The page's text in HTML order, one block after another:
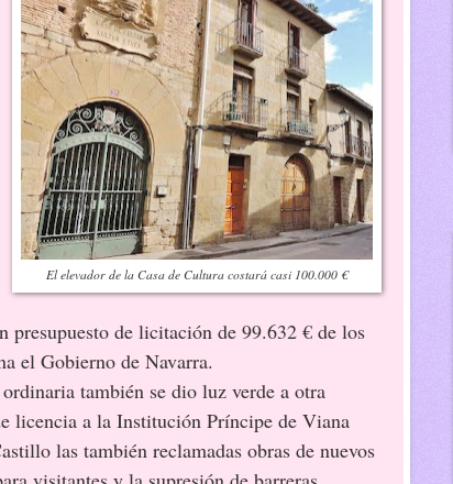
El elevador de la Casa de Cultura costará casi 100.000 €
presupuesto de licitación de 99.632 € de los
el Gobierno de Navarra.
también se dio luz verde a otra
licencia a la Institución Príncipe de Viana
las también reclamadas obras de nuevos